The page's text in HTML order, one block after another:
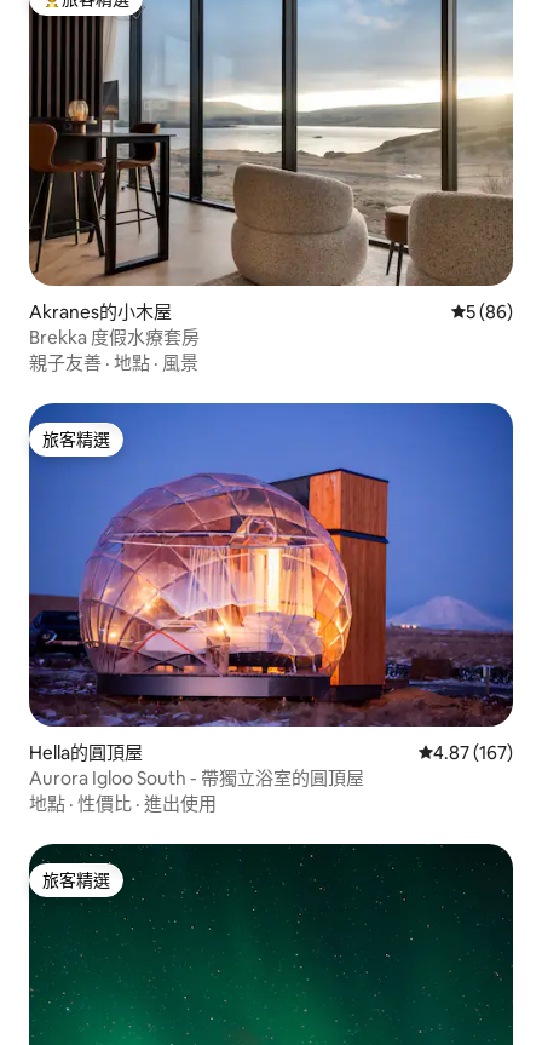
旅客精選榜首
Akranes的小木屋 從 86 則評
5 (86)
Brekka 度假水療套房
親子友善 · 地點 · 風景
旅客精選
旅客精選
Hella的圓頂屋 從 167 則評價
4.87 (167)
Aurora Igloo South - 帶獨立浴室的圓頂屋
地點 · 性價比 · 進出使用
旅客精選
旅客精選